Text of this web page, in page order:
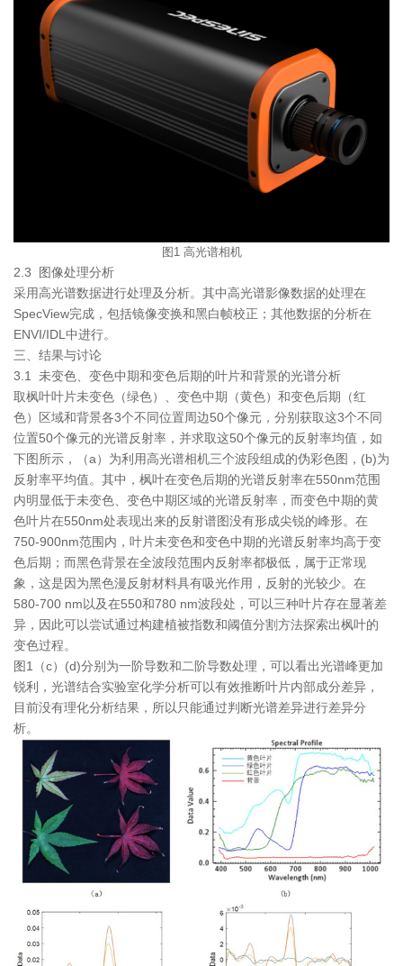
图1 高光谱相机
2.3 图像处理分析
采用高光谱数据进行处理及分析。其中高光谱影像数据的处理在
SpecView完成，包括镜像变换和黑白帧校正；其他数据的分析在
ENVI/IDL中进行。
三、结果与讨论
3.1 未变色、变色中期和变色后期的叶片和背景的光谱分析
取枫叶叶片未变色（绿色）、变色中期（黄色）和变色后期（红
色）区域和背景各3个不同位置周边50个像元，分别获取这3个不同
位置50个像元的光谱反射率，并求取这50个像元的反射率均值，如
下图所示，（a）为利用高光谱相机三个波段组成的伪彩色图，(b)为
反射率平均值。其中，枫叶在变色后期的光谱反射率在550nm范围
内明显低于未变色、变色中期区域的光谱反射率，而变色中期的黄
色叶片在550nm处表现出来的反射谱图没有形成尖锐的峰形。在
750-900nm范围内，叶片未变色和变色中期的光谱反射率均高于变
色后期；而黑色背景在全波段范围内反射率都极低，属于正常现
象，这是因为黑色漫反射材料具有吸光作用，反射的光较少。在
580-700 nm以及在550和780 nm波段处，可以三种叶片存在显著差
异，因此可以尝试通过构建植被指数和阈值分割方法探索出枫叶的
变色过程。
图1（c）(d)分别为一阶导数和二阶导数处理，可以看出光谱峰更加
锐利，光谱结合实验室化学分析可以有效推断叶片内部成分差异，
目前没有理化分析结果，所以只能通过判断光谱差异进行差异分
析。